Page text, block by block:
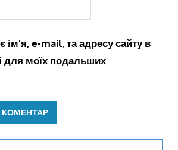
ім'я, e-mail, та адресу сайту в
для моїх подальших